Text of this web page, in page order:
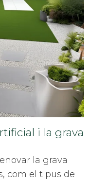
i la grava
la grava
com el tipus de